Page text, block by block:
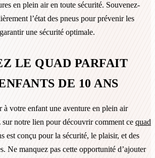
en plein air en toute sécurité. Souvenez-
l’état des pneus pour prévenir les
une sécurité optimale.
LE QUAD PARFAIT
DE 10 ANS
à votre enfant une aventure en plein air
notre lien pour découvrir comment ce quad
est conçu pour la sécurité, le plaisir, et des
Ne manquez pas cette opportunité d’ajouter